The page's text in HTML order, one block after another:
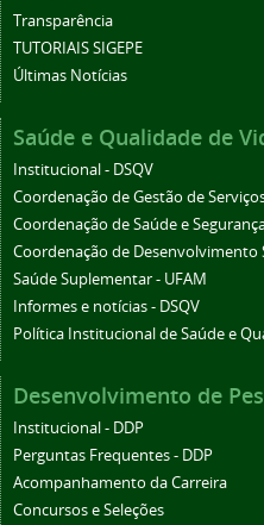
Transparência
TUTORIAIS SIGEPE
Últimas Notícias
Saúde e Qualidade de
Institucional - DSQV
Coordenação de Gestão de
Coordenação de Saúde e
Coordenação de Desenvolvimento
Saúde Suplementar - UFAM
Informes e notícias - DSQV
Política Institucional de Saúde e
Desenvolvimento de
Institucional - DDP
Perguntas Frequentes - DDP
Acompanhamento da Carreira
Concursos e Seleções